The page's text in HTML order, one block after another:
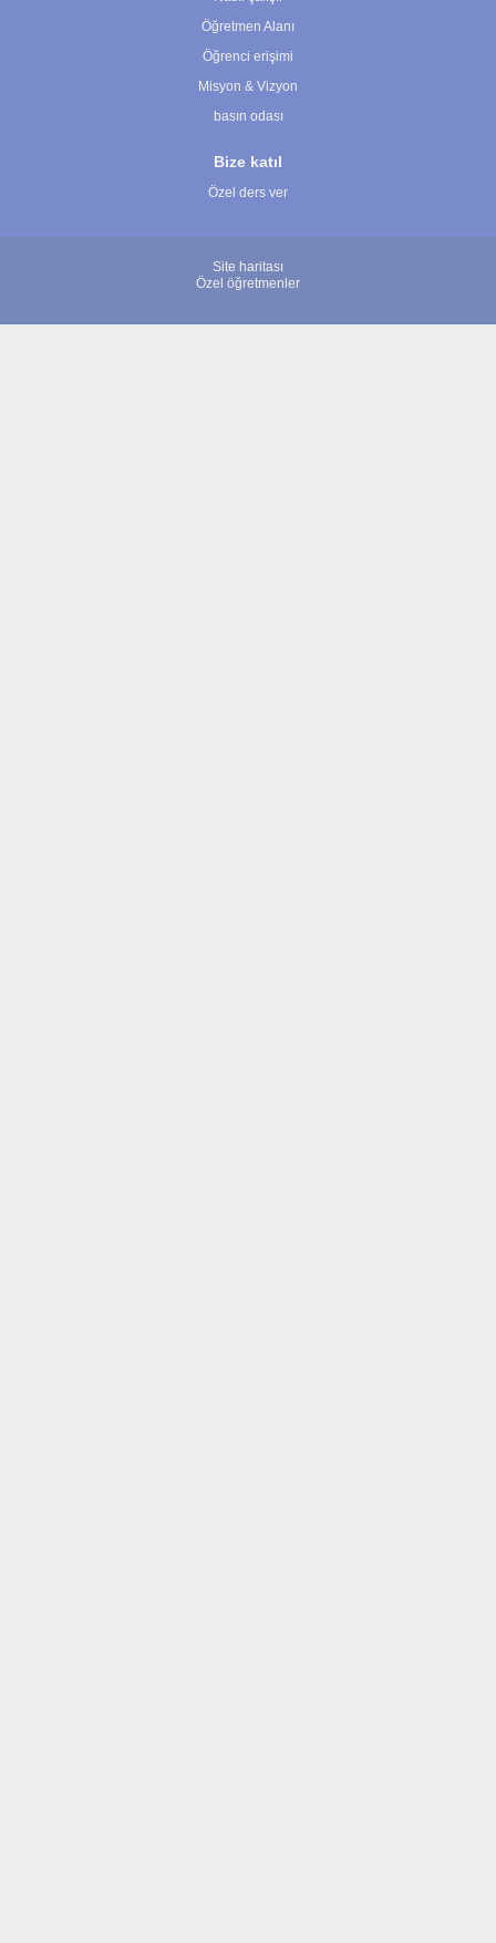
Öğretmen Alanı
Öğrenci erişimi
Misyon & Vizyon
basın odası
Bize katıl
Özel ders ver
Site haritası
Özel öğretmenler